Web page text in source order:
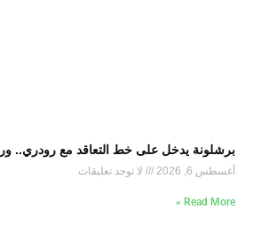
برشلونة يدخل على خط التعاقد مع رودري..
أغسطس 6, 2026 لا توجد تعليقات
Read More »